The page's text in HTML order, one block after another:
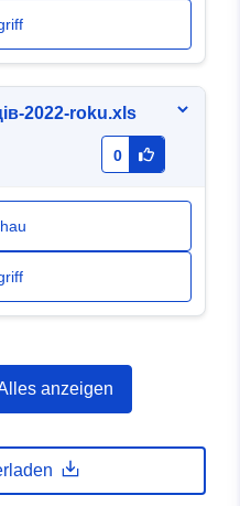
2022-roku.xls
0
anzeigen